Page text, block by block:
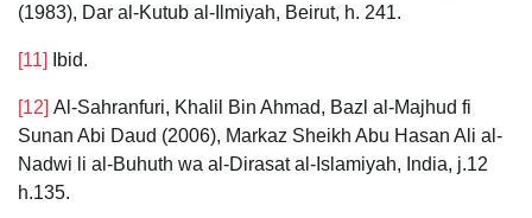
(1983), Dar al-Kutub al-Ilmiyah, Beirut, h. 241.
[11] Ibid.
[12] Al-Sahranfuri, Khalil Bin Ahmad, Bazl al-Majhud fi
Sunan Abi Daud (2006), Markaz Sheikh Abu Hasan Ali al-
Nadwi li al-Buhuth wa al-Dirasat al-Islamiyah, India, j.12
h.135.